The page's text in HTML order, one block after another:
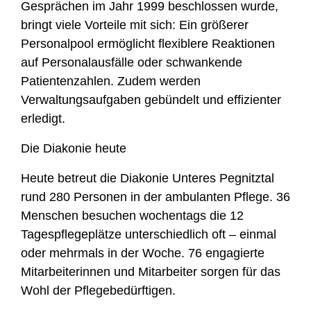
Gesprächen im Jahr 1999 beschlossen wurde,
bringt viele Vorteile mit sich: Ein größerer
Personalpool ermöglicht flexiblere Reaktionen
auf Personalausfälle oder schwankende
Patientenzahlen. Zudem werden
Verwaltungsaufgaben gebündelt und effizienter
erledigt.
Die Diakonie heute
Heute betreut die Diakonie Unteres Pegnitztal
rund 280 Personen in der ambulanten Pflege. 36
Menschen besuchen wochentags die 12
Tagespflegeplätze unterschiedlich oft – einmal
oder mehrmals in der Woche. 76 engagierte
Mitarbeiterinnen und Mitarbeiter sorgen für das
Wohl der Pflegebedürftigen.